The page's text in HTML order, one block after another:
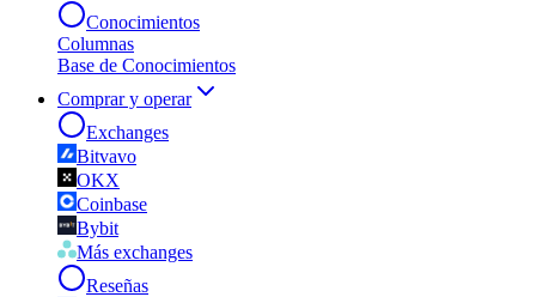
Conocimientos
Columnas
Base de Conocimientos
Comprar y operar
Exchanges
Bitvavo
OKX
Coinbase
Bybit
Más exchanges
Reseñas